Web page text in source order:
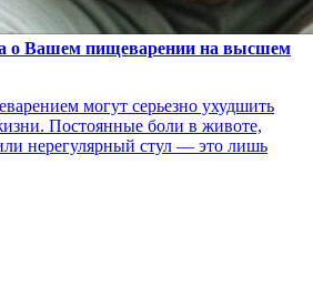
о Вашем пищеварении на высшем
могут серьезно ухудшить
Постоянные боли в животе,
нерегулярный стул — это лишь